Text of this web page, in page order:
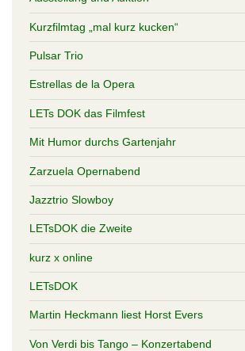
Kurzfilmtag „mal kurz kucken“
Pulsar Trio
Estrellas de la Opera
LETs DOK das Filmfest
Mit Humor durchs Gartenjahr
Zarzuela Opernabend
Jazztrio Slowboy
LETsDOK die Zweite
kurz x online
LETsDOK
Martin Heckmann liest Horst Evers
Von Verdi bis Tango – Konzertabend